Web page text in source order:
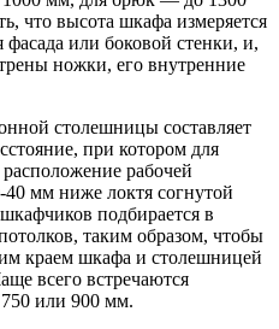
что высота шкафа измеряется
фасада или боковой стенки, и,
ножки, его внутренние
столешницы составляет
при котором для
расположение рабочей
40 мм ниже локтя согнутой
подбирается в
таким образом, чтобы
краем шкафа и столешницей
всего встречаются
или 900 мм.